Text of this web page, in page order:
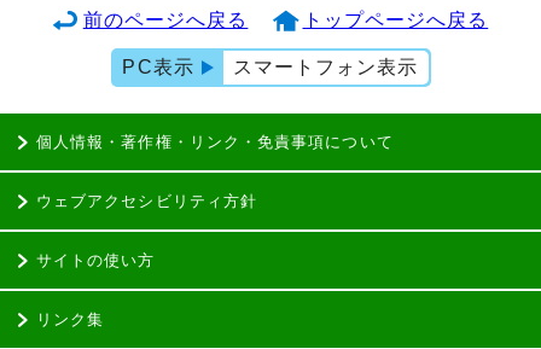
前のページへ戻る トップページへ戻る
PC表示 スマートフォン表示
個人情報・著作権・リンク・免責事項について
ウェブアクセシビリティ方針
サイトの使い方
リンク集